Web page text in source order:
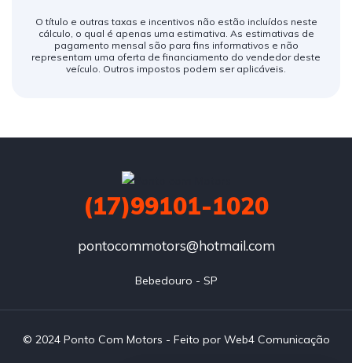
O título e outras taxas e incentivos não estão incluídos neste
cálculo, o qual é apenas uma estimativa. As estimativas de
pagamento mensal são para fins informativos e não
representam uma oferta de financiamento do vendedor deste
veículo. Outros impostos podem ser aplicáveis.
(17)99101-1020
pontocommotors@hotmail.com
Bebedouro - SP
© 2024 Ponto Com Motors - Feito por Web4 Comunicação